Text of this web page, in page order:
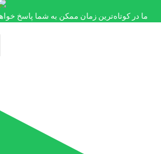
ما در کوتاه‌ترین زمان ممکن به شما پاسخ